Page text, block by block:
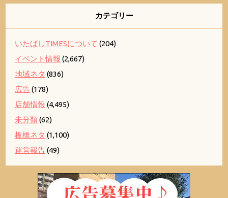
カテゴリー
いたばしTIMESについて (204)
イベント情報 (2,667)
地域ネタ (836)
広告(178)
店舗情報 (4,495)
未分類(62)
板橋ネタ (1,100)
運営報告(49)